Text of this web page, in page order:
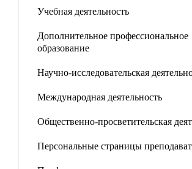
Учебная деятельность
Дополнительное профессиональное
образование
Научно-исследовательская
Международная деятельность
Общественно-просветительская
Персональные страницы